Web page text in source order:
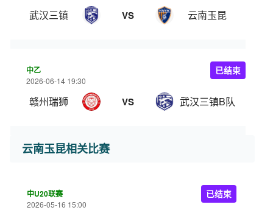
武汉三镇 VS 云南玉昆
中乙
2026-06-14 19:30
赣州瑞狮 VS 武汉三镇B队
已结束
云南玉昆相关比赛
中U20联赛
2026-05-16 15:00
已结束